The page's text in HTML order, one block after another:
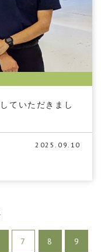
ていただきまし
2025.09.10
7 8 9